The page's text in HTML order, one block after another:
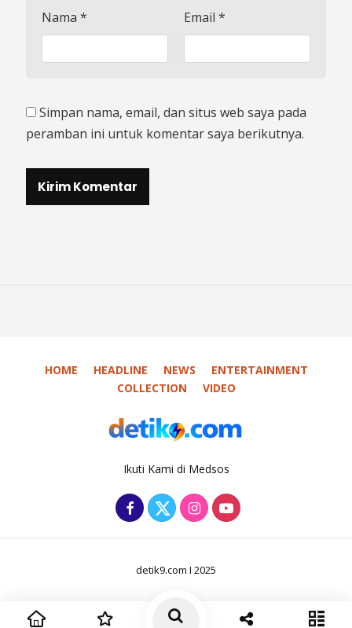
Nama * Email *
Simpan nama, email, dan situs web saya pada
peramban ini untuk komentar saya berikutnya.
HOME HEADLINE NEWS
ENTERTAINMENT
COLLECTION
VIDEO
Ikuti Kami di Medsos
detik9.com I 2025